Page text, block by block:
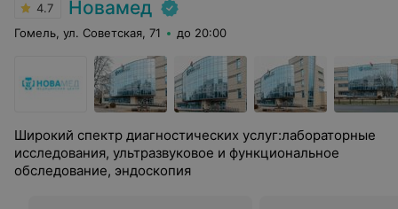
4.7 Новамед
Гомель, ул. Советская, 71 до 20:00
Широкий спектр диагностических услуг:лабораторные
исследования, ультразвуковое и функциональное
обследование, эндоскопия